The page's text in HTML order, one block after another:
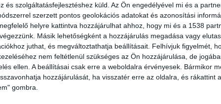
és szolgáltatásfejlesztéshez küld. Az Ön engedélyével mi és a
szerzett pontos geolokációs adatokat és azonosítási
helyre kattintva hozzájárulhat ahhoz, hogy mi és a 1538
Másik lehetőségként a hozzájárulás megadása vagy
juthat, és megváltoztathatja beállításait. Felhívjuk figyelmét,
nem feltétlenül szükséges az Ön hozzájárulása, de
ellen. A beállításai csak erre a weboldalra érvényesek. Bármikor
hozzájárulását, ha visszatér erre az oldalra, és rákattint
gombra.
óta, amikor július 15-én rokonai és
a garatra, bört, pálinkát és sört is ivott, ami
bement egy házba a szomszédos
Orsósra jellemző, hogy azt sem tudta, ki lakik
kölcsön.